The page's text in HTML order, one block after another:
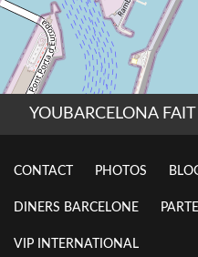
YOUBARCELONA
CONTACT PHOTOS
DINERS BARCELONE
VIP INTERNATIONAL